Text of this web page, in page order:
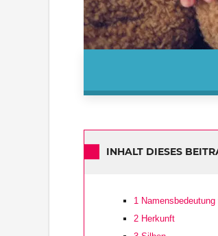
INHALT DIESES
1
2 Herkunft